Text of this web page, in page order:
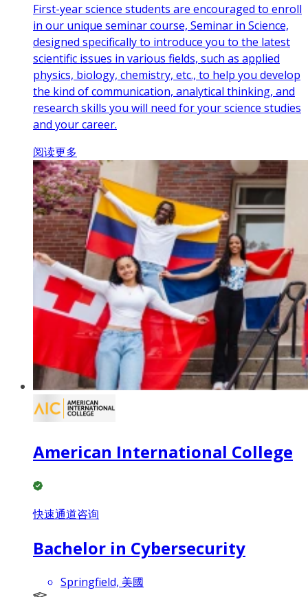
First-year science students are encouraged to enroll
in our unique seminar course, Seminar in Science,
designed specifically to introduce you to the latest
scientific issues in various fields, such as applied
physics, biology, chemistry, etc., to help you develop
the kind of communication, analytical thinking, and
research skills you will need for your science studies
and your career.
阅读更多
American International College
快速通道咨询
Bachelor in Cybersecurity
Springfield, 美國